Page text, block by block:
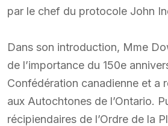
par le chef du protocole John
Dans son introduction, Mme
de l’importance du 150e
Confédération canadienne et a
aux Autochtones de l’Ontario.
récipiendaires de l’Ordre de la